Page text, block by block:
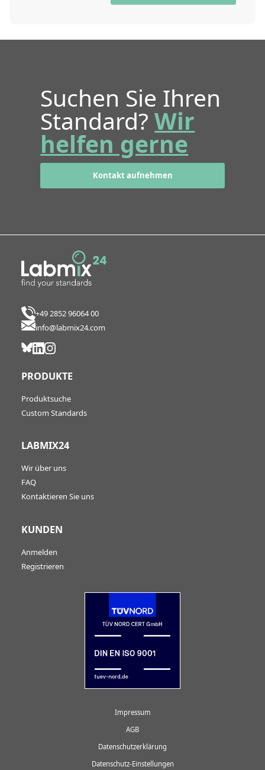
Suchen Sie Ihren
Standard?Wir
helfen gerne
Kontakt aufnehmen
+49 2852 96064 00
info@labmix24.com
PRODUKTE
Produktsuche
Custom Standards
LABMIX24
Wir über uns
FAQ
Kontaktieren Sie uns
KUNDEN
Anmelden
Registrieren
Impressum
AGB
Datenschutzerklärung
Datenschutz-Einstellungen